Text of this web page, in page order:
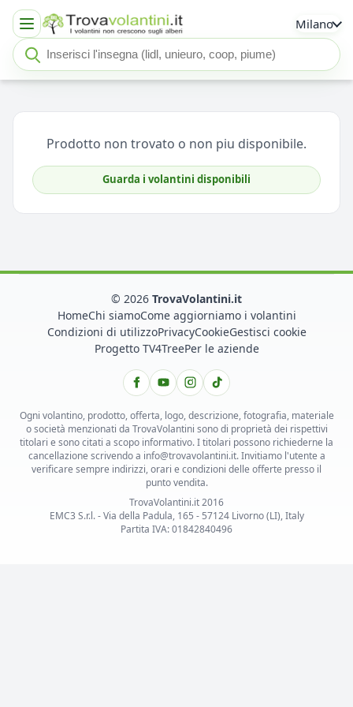
Milano
Cerca insegna o negozio
Seleziona un'insegna
Prodotto non trovato o non piu disponibile.
Guarda i volantini disponibili
© 2026 TrovaVolantini.it
HomeChi siamoCome aggiorniamo i volantini
Condizioni di utilizzoPrivacyCookieGestisci cookie
Progetto TV4TreePer le aziende
Ogni volantino, prodotto, offerta, logo, descrizione, fotografia, materiale
o società menzionati da TrovaVolantini sono di proprietà dei rispettivi
titolari e sono citati a scopo informativo. I titolari possono richiederne la
cancellazione scrivendo a info@trovavolantini.it. Invitiamo l'utente a
verificare sempre indirizzi, orari e condizioni delle offerte presso il
punto vendita.
TrovaVolantini.it 2016
EMC3 S.r.l. - Via della Padula, 165 - 57124 Livorno (LI), Italy
Partita IVA: 01842840496